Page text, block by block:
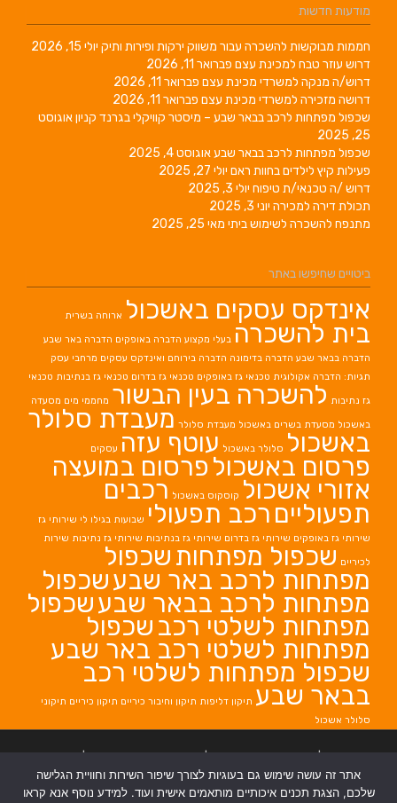
מודעות חדשות
חממות מבוקשות להשכרה עבור משווק ירקות ופירות ותיק יולי 15, 2026
דרוש עוזר טבח למכינת עצם פברואר 11, 2026
דרוש/ה מנקה למשרדי מכינת עצם פברואר 11, 2026
דרושה מזכירה למשרדי מכינת עצם פברואר 11, 2026
שכפול מפתחות לרכב בבאר שבע – מיסטר קוויקלי בגרנד קניוןאוגוסט
25, 2025
שכפול מפתחות לרכב בבאר שבעאוגוסט 4, 2025
פעילות קיץ לילדים בחוות ראם יולי 27, 2025
דרוש /ה טכנאי/ת טיפוח יולי 3, 2025
תכולת דירה למכירה יוני 3, 2025
מתנפח להשכרה לשימוש ביתי מאי 25, 2025
ביטויים שחיפשו באתר
אינדקס עסקים באשכול ארוחה בשרית
בית להשכרה בעלי מקצוע הדברה באופקים הדברה באר שבע
הדברה בבאר שבע הדברה בדימונה הדברה בירוחם ואינדקס עסקים מרחבי עסק
תגיות: הדברה אקולוגית טכנאי גז באופקים טכנאי גז בדרום טכנאי גז בנתיבות טכנאי
גז נתיבות להשכרה בעין הבשור מחממי מים מסעדה
באשכול מסעדת בשרים באשכול מעבדת סלולר מעבדת סלולר
באשכול סלולר באשכול עוטף עזה עסקים
פרסום באשכול פרסום במועצה
אזורי אשכול קוסקוס באשכול רכבים
תפעוליים רכב תפעולי שבועות בגילו לי שירותי גז
שירותי גז באופקים שירותי גז בדרום שירותי גז בנתיבות שירותי גז נתיבות שירות
לכיריים שכפול מפתחות שכפול
מפתחות לרכב באר שבעשכפול
מפתחות לרכב בבאר שבעשכפול
מפתחות לשלטי רכב שכפול
מפתחות לשלטי רכב באר שבע
שכפול מפתחות לשלטי רכב
בבאר שבע תיקון דליפות תיקון וחיבור כיריים תיקון כיריים תיקוני
סלולר אשכול
בבאר שבע |
אתר זה עושה שימוש גם בעוגיות לצורך שיפור השירות וחוויית הגלישה
שלכם, הצגת תכנים איכותיים מותאמים אישית ועוד. למידע נוסף אנא קראו